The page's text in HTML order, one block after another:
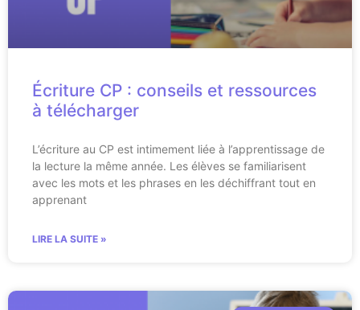
Écriture CP : conseils et ressources
à télécharger
L’écriture au CP est intimement liée à l’apprentissage de
la lecture la même année. Les élèves se familiarisent
avec les mots et les phrases en les déchiffrant tout en
apprenant
LIRE LA SUITE »